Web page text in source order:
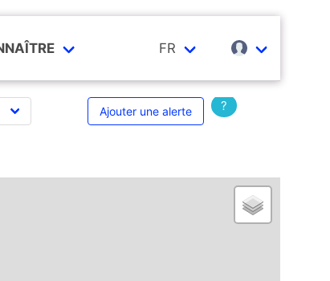
FR
Ajouter une alerte ?